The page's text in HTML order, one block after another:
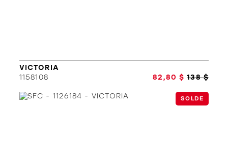
VICTORIA
1158108
82,80 $ 138 $
SOLDE